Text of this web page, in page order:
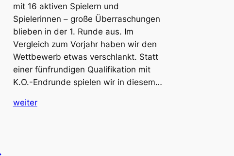
mit 16 aktiven Spielern und
Spielerinnen – große Überraschungen
blieben in der 1. Runde aus. Im
Vergleich zum Vorjahr haben wir den
Wettbewerb etwas verschlankt. Statt
einer fünfrundigen Qualifikation mit
K.O.-Endrunde spielen wir in diesem…
weiter